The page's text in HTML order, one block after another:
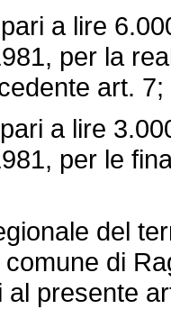
a lire
per la
art. 7;
a lire
per le
del
di
al presente